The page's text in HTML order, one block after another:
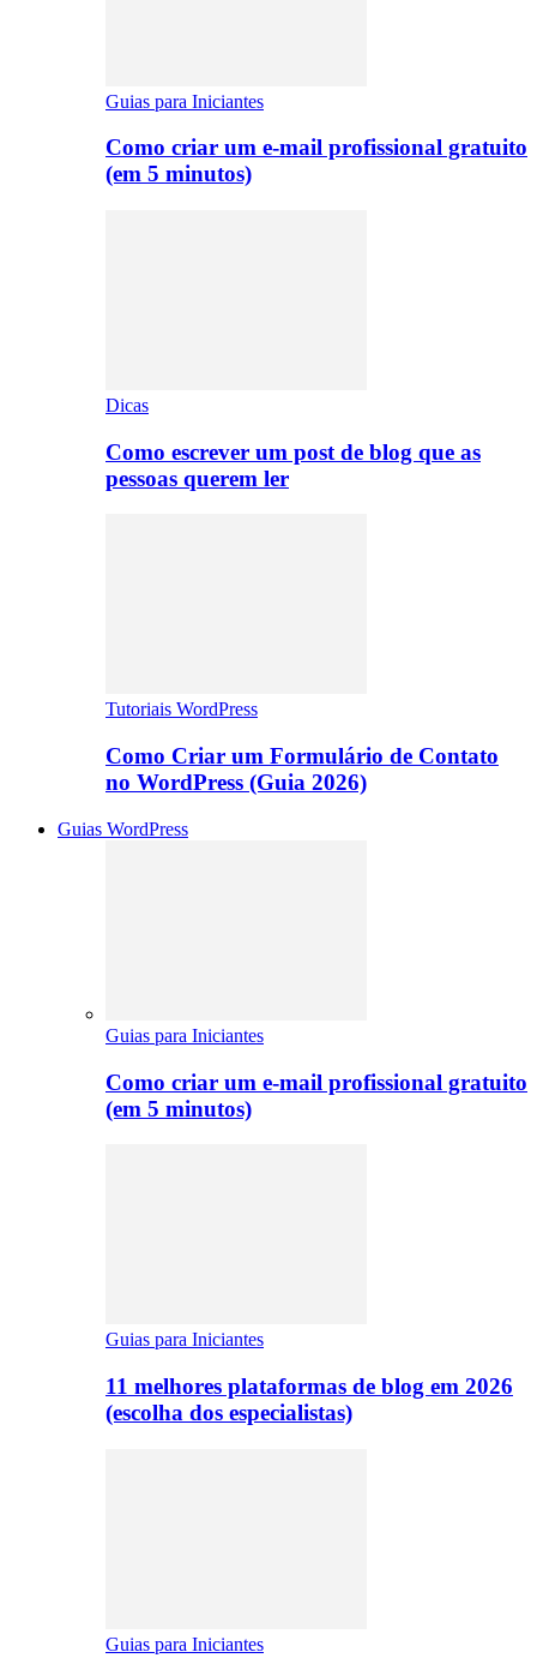
Guias para Iniciantes
Como criar um e-mail profissional gratuito
(em 5 minutos)
Dicas
Como escrever um post de blog que as
pessoas querem ler
Tutoriais WordPress
Como Criar um Formulário de Contato
no WordPress (Guia 2026)
Guias WordPress
Guias para Iniciantes
Como criar um e-mail profissional gratuito
(em 5 minutos)
Guias para Iniciantes
11 melhores plataformas de blog em 2026
(escolha dos especialistas)
Guias para Iniciantes